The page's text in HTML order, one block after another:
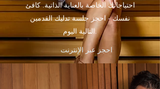
احتياجاتك الخاصة بالعناية الذاتية. كافئ
نفسك - احجز جلسة تدليك القدمين
التالية اليوم.
احجز عبر الإنترنت